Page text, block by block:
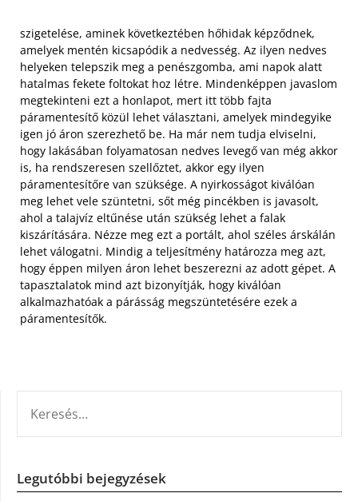
szigetelése, aminek következtében hőhidak képződnek,
amelyek mentén kicsapódik a nedvesség. Az ilyen nedves
helyeken telepszik meg a penészgomba, ami napok alatt
hatalmas fekete foltokat hoz létre. Mindenképpen javaslom
megtekinteni ezt a honlapot, mert itt több fajta
páramentesítő közül lehet választani, amelyek mindegyike
igen jó áron szerezhető be. Ha már nem tudja elviselni,
hogy lakásában folyamatosan nedves levegő van még akkor
is, ha rendszeresen szellőztet, akkor egy ilyen
páramentesítőre van szüksége. A nyirkosságot kiválóan
meg lehet vele szüntetni, sőt még pincékben is javasolt,
ahol a talajvíz eltűnése után szükség lehet a falak
kiszárítására. Nézze meg ezt a portált, ahol széles árskálán
lehet válogatni. Mindig a teljesítmény határozza meg azt,
hogy éppen milyen áron lehet beszerezni az adott gépet. A
tapasztalatok mind azt bizonyítják, hogy kiválóan
alkalmazhatóak a párásság megszüntetésére ezek a
páramentesítők.
Legutóbbi bejegyzések